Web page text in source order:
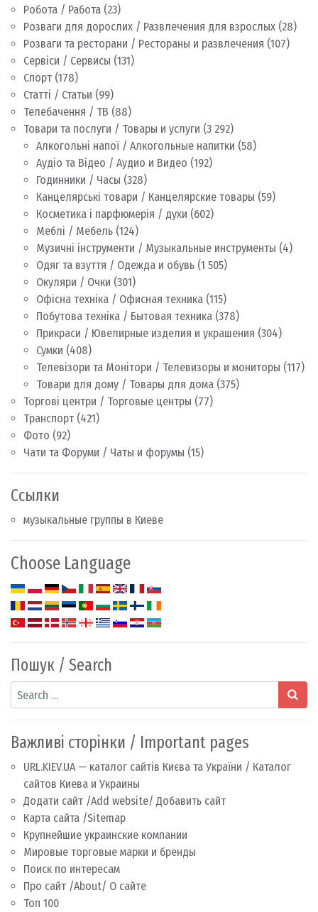
Робота / Работа (23)
Розваги для дорослих / Развлечения для взрослых (28)
Розваги та ресторани / Рестораны и развлечения (107)
Сервіси / Сервисы (131)
Спорт (178)
Статті / Статьи (99)
Телебачення / ТВ (88)
Товари та послуги / Товары и услуги (3 292)
Алкогольні напої / Алкогольные напитки (58)
Аудіо та Відео / Аудио и Видео (192)
Годинники / Часы (328)
Канцелярські товари / Канцелярские товары (59)
Косметика і парфюмерія / духи (602)
Меблі / Мебель (124)
Музичні інструменти / Музыкальные инструменты (4)
Одяг та взуття / Одежда и обувь (1 505)
Окуляри / Очки (301)
Офісна техніка / Офисная техника (115)
Побутова техніка / Бытовая техника (378)
Прикраси / Ювелирные изделия и украшения (304)
Сумки (408)
Телевізори та Монітори / Телевизоры и мониторы (117)
Товари для дому / Товары для дома (375)
Торгові центри / Торговые центры (77)
Транспорт (421)
Фото (92)
Чати та Форуми / Чаты и форумы (15)
Ссылки
музыкальные группы в Киеве
Choose Language
Пошук / Search
Search
Важливі сторінки / Important pages
URL.KIEV.UA — каталог сайтів Києва та України / Каталог
сайтов Киева и Украины
Додати сайт /Add website/ Добавить сайт
Карта сайта /Sitemap
Крупнейшие украинские компании
Мировые торговые марки и бренды
Поиск по интересам
Про сайт /About/ О сайте
Топ 100